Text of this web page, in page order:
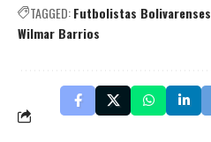
TAGGED:Futbolistas Bolivarenses
Wilmar Barrios